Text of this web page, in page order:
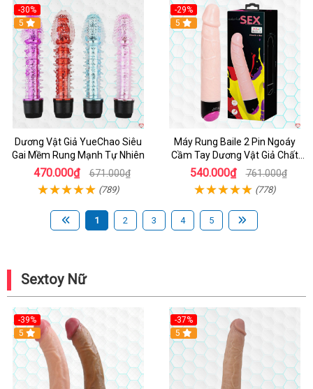
-30%
Hot
5
Dương Vật Giả YueChao Siêu
Gai Mềm Rung Mạnh Tự Nhiên
470.000₫ 671.000₫
(789)
-29%
Hot
5
Máy Rung Baile 2 Pin Ngoáy
Cầm Tay Dương Vật Giả Chất
Lượng
540.000₫ 761.000₫
(778)
1 2 3 4 5
Sextoy Nữ
-39%
Hot
5
-37%
5